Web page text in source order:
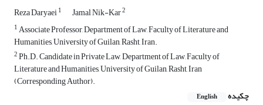
Reza Daryaei1 Jamal Nik-Kar2
1Associate Professor, Department of Law, Faculty of Literature and
Humanities, University of Guilan, Rasht, Iran.
2Ph.D. Candidate in Private Law, Department of Law, Faculty of
Literature and Humanities, University of Guilan, Rasht, Iran
(Corresponding Author).
چکیده
English